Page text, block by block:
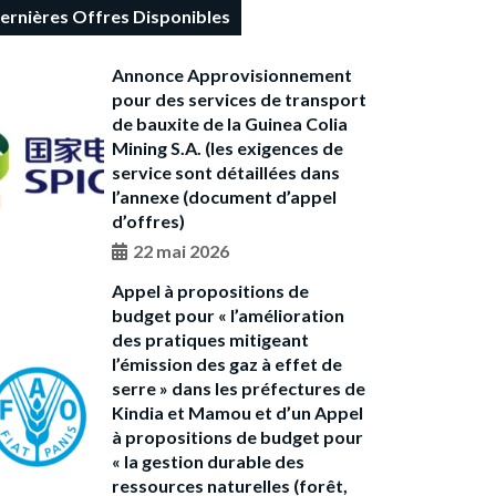
Offres Disponibles
Annonce Approvisionnement
pour des services de transport
de bauxite de la Guinea Colia
Mining S.A. (les exigences de
service sont détaillées dans
l’annexe (document d’appel
d’offres)
22 mai 2026
Appel à propositions de
budget pour « l’amélioration
des pratiques mitigeant
l’émission des gaz à effet de
serre » dans les préfectures de
Kindia et Mamou et d’un Appel
à propositions de budget pour
« la gestion durable des
ressources naturelles (forêt,